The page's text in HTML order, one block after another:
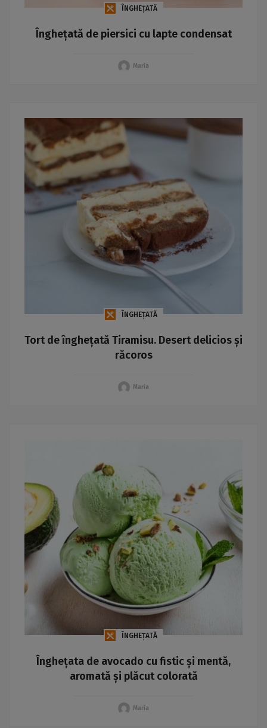
ÎNGHEȚATĂ
Înghețată de piersici cu lapte condensat
Maria
ÎNGHEȚATĂ
Tort de înghețată Tiramisu. Desert delicios și
răcoros
Maria
ÎNGHEȚATĂ
Înghețata de avocado cu fistic și mentă,
aromată și plăcut colorată
Maria